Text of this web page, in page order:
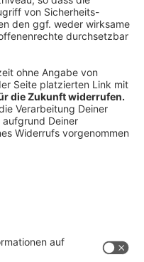
Achim
Heiermann
15. Mai, hat jeder
in
für die